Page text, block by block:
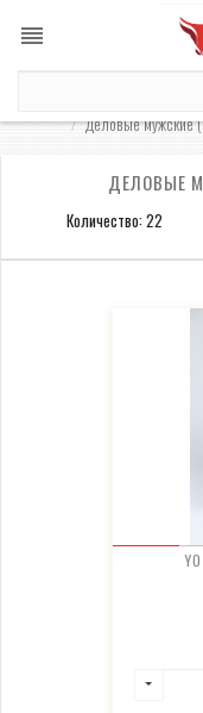
Деловые мужские
ДЕЛОВЫЕ
Количество: 22